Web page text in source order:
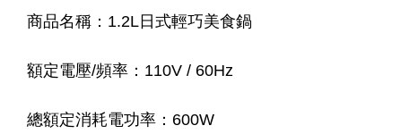
商品名稱：1.2L日式輕巧美食鍋
額定電壓/頻率：110V / 60Hz
總額定消耗電功率：600W